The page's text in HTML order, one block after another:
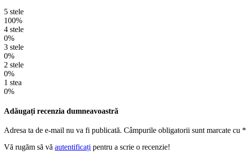
5 stele
100%
4 stele
0%
3 stele
0%
2 stele
0%
1 stea
0%
Adăugați recenzia dumneavoastră
Adresa ta de e-mail nu va fi publicată. Câmpurile obligatorii sunt marcate cu *
Vă rugăm să vă autentificați pentru a scrie o recenzie!